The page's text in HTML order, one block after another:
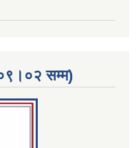
सम्म)